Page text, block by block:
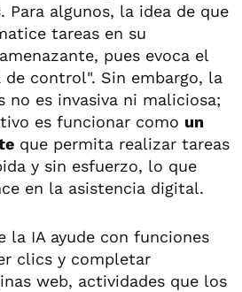
Para algunos, la idea de que
tareas en su
pues evoca el
control". Sin embargo, la
no es invasiva ni maliciosa;
es funcionar como un
que permita realizar tareas
y sin esfuerzo, lo que
en la asistencia digital.
la IA ayude con funciones
clics y completar
web, actividades que los